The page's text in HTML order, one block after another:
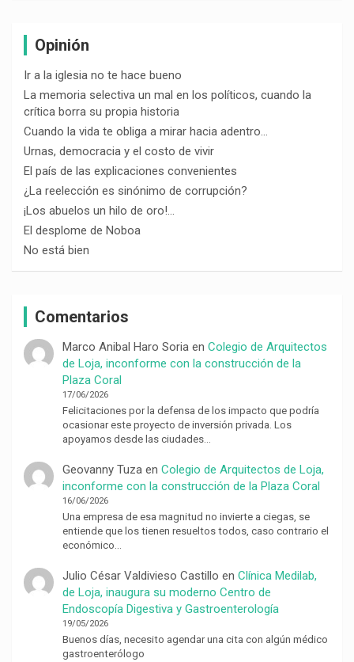
Opinión
Ir a la iglesia no te hace bueno
La memoria selectiva un mal en los políticos, cuando la
crítica borra su propia historia
Cuando la vida te obliga a mirar hacia adentro…
Urnas, democracia y el costo de vivir
El país de las explicaciones convenientes
¿La reelección es sinónimo de corrupción?
¡Los abuelos un hilo de oro!…
El desplome de Noboa
No está bien
Comentarios
Marco Anibal Haro Soria en Colegio de Arquitectos
de Loja, inconforme con la construcción de la
Plaza Coral
17/06/2026
Felicitaciones por la defensa de los impacto que podría
ocasionar este proyecto de inversión privada. Los
apoyamos desde las ciudades…
Geovanny Tuzaen Colegio de Arquitectos de Loja,
inconforme con la construcción de la Plaza Coral
16/06/2026
Una empresa de esa magnitud no invierte a ciegas, se
entiende que los tienen resueltos todos, caso contrario el
económico…
Julio César Valdivieso Castillo en Clínica Medilab,
de Loja, inaugura su moderno Centro de
Endoscopía Digestiva y Gastroenterología
19/05/2026
Buenos días, necesito agendar una cita con algún médico
gastroenterólogo